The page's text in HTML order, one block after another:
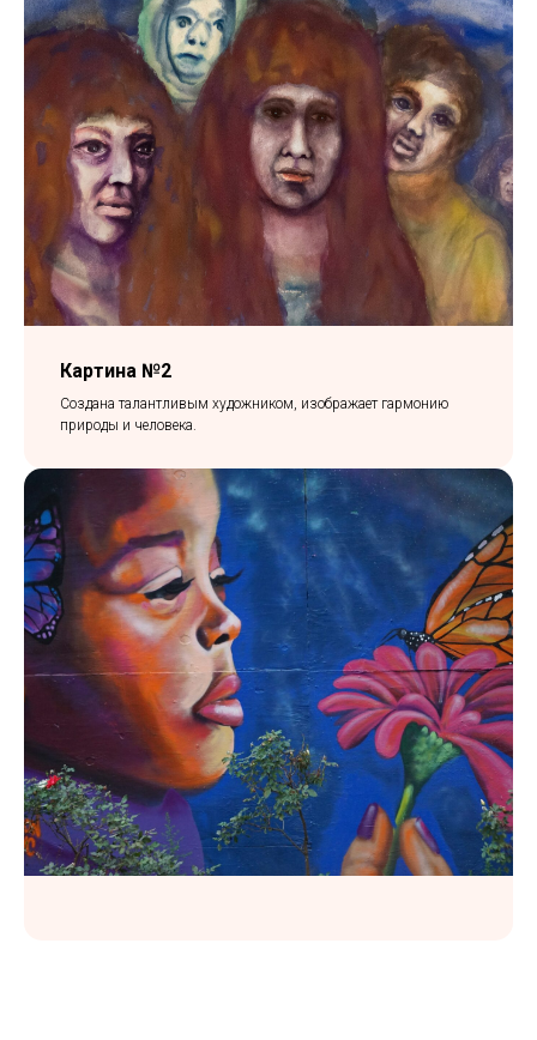
Картина №2
Создана талантливым художником, изображает гармонию
природы и человека.